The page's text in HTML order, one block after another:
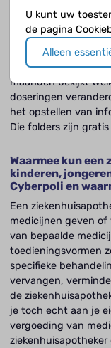
Ja, er is een
door apothekers,
geneesmiddelen
doseringen en de
wordt gemaakt
maanden bekijkt
doseringen
het opstellen van
Die folders zijn
Waarmee kun
kinderen,
Cyberpoli en
Een
medicijnen geven
van bepaalde
toedieningsvormen
specifieke
vervangen,
de
je toch echt aan je
vergoeding van
U kunt uw
de pagina
Alleen